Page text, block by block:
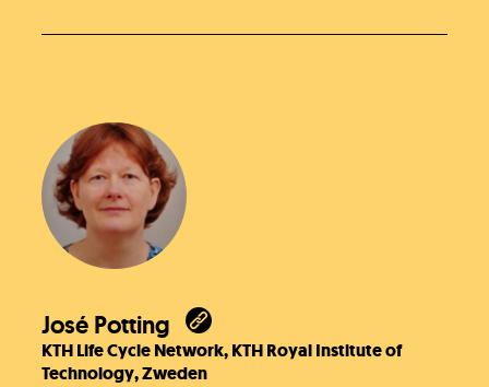
José Potting
KTH Life Cycle Network, KTH Royal Institute of
Technology, Zweden